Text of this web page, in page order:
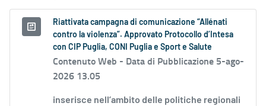
Riattivata campagna di comunicazione “Allénati
contro la violenza”. Approvato Protocollo d’Intesa
con CIP Puglia, CONI Puglia e Sport e Salute
Contenuto Web - Data di Pubblicazione 5-ago-
2026 13.05
inserisce nell’ambito delle politiche regionali